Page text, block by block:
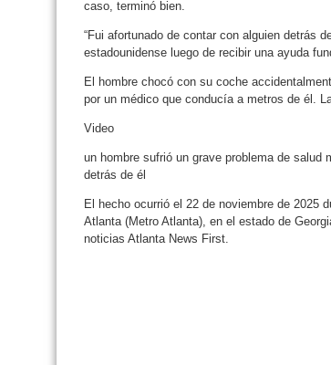
caso, terminó bien.
“Fui afortunado de contar con alguien detrás
estadounidense luego de recibir una ayuda
El hombre chocó con su coche
por un médico que conducía a metros de él.
Video
un hombre sufrió un grave problema de
detrás de él
El hecho ocurrió el 22 de noviembre de 2025
Atlanta (Metro Atlanta), en el estado de
noticias Atlanta News First.